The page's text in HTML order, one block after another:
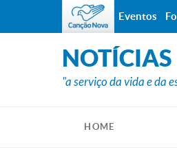
NOTÍCIAS
"a serviço da vida e da
HOME
Eventos